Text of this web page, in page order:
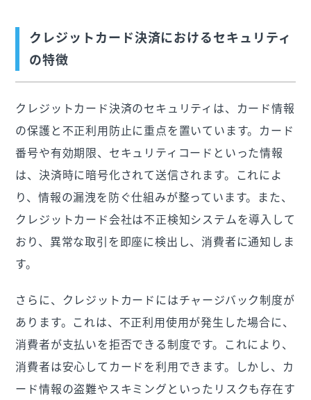
クレジットカード決済におけるセキュリティ
の特徴
クレジットカード決済のセキュリティは、カード情報
の保護と不正利用防止に重点を置いています。カード
番号や有効期限、セキュリティコードといった情報
は、決済時に暗号化されて送信されます。これによ
り、情報の漏洩を防ぐ仕組みが整っています。また、
クレジットカード会社は不正検知システムを導入して
おり、異常な取引を即座に検出し、消費者に通知しま
す。
さらに、クレジットカードにはチャージバック制度が
あります。これは、不正利用使用が発生した場合に、
消費者が支払いを拒否できる制度です。これにより、
消費者は安心してカードを利用できます。しかし、カ
ード情報の盗難やスキミングといったリスクも存在す